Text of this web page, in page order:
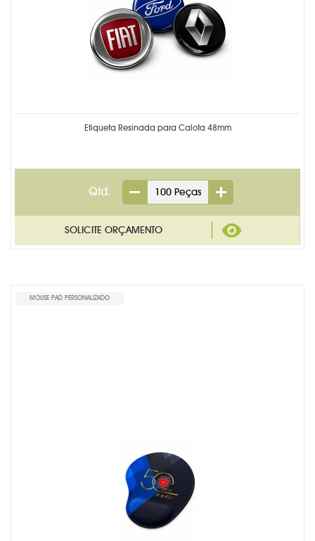
Etiqueta Resinada para Calota 48mm
Qtd.
MOUSE PAD PERSONALIZADO